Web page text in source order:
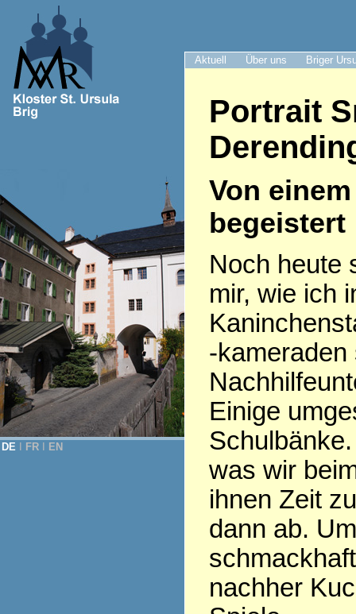
Aktuell Über uns Briger
DE FR EN
Portrait
Von
begeistert
Noch heute
mir, wie ich
-
Einige
was wir
ihnen Zeit
dann ab.
nachher